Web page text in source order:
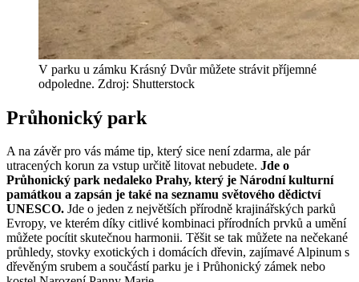
V parku u zámku Krásný Dvůr můžete strávit příjemné
odpoledne. Zdroj: Shutterstock
Průhonický park
A na závěr pro vás máme tip, který sice není zdarma, ale pár
utracených korun za vstup určitě litovat nebudete. Jde o
Průhonický park nedaleko Prahy, který je Národní kulturní
památkou a zapsán je také na seznamu světového dědictví
UNESCO. Jde o jeden z největších přírodně krajinářských parků
Evropy, ve kterém díky citlivé kombinaci přírodních prvků a umění
můžete pocítit skutečnou harmonii. Těšit se tak můžete na nečekané
průhledy, stovky exotických i domácích dřevin, zajímavé Alpinum s
dřevěným srubem a součástí parku je i Průhonický zámek nebo